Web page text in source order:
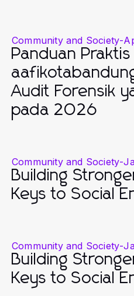
Community and Society-
Panduan
Audit Forensik
pada 2026
Community and Society-
Building
Keys to Social
Community and Society-
Building
Keys to Social